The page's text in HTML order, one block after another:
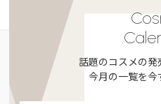
話題のコスメの発
今月の一覧を今